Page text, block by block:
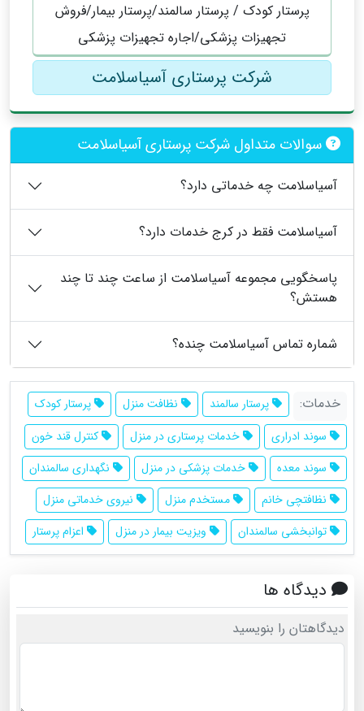
پرستار کودک / پرستار سالمند/پرستار بیمار/فروش
تجهیزات پزشکی/اجاره تجهیزات پزشکی
شرکت پرستاری آسیاسلامت
سوالات متداول شرکت پرستاری آسیاسلامت
آسیاسلامت چه خدماتی دارد؟
آسیاسلامت فقط در کرج خدمات دارد؟
پاسخگویی مجموعه آسیاسلامت از ساعت چند تا چند
هستش؟
شماره تماس آسیاسلامت چنده؟
خدمات: پرستار سالمند نظافت منزل
پرستار کودک
سوند ادراری
خدمات پرستاری در منزل
کنترل قند خون
سوند معده
خدمات پزشکی در منزل
نگهداری سالمندان
نظافتچی خانم
مستخدم منزل
نیروی خدماتی منزل
توانبخشی سالمندان
ویزیت بیمار در منزل اعزام پرستار
دیدگاه ها
دیدگاهتان را بنویسید